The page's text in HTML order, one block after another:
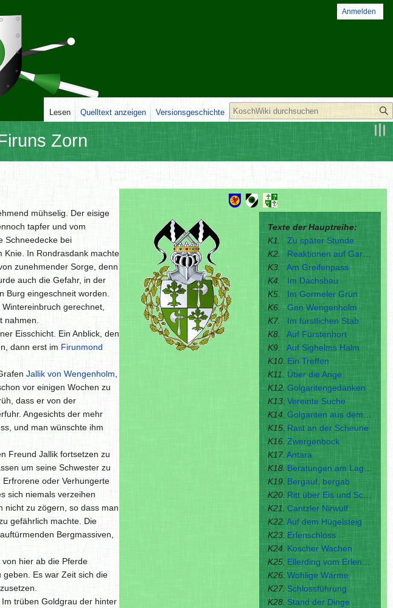
Zorn
Texte der Hauptreihe:
K1.
Zu später Stunde
K2.
Reaktionen auf Garrensand
K3.
Am Greifenpass
K4.
Im Dachsbau
K5.
Im Gormeler Grün
K6.
Gen Wengenholm
K7.
Im fürstlichen Stab
K8.
Auf Fürstenhort
K9.
Auf Sighelms Halm
K10. Ein Treffen
K11.
Über die Ange
K12. Golgaritengedanken
K13. Vereinte Suche
K14. Golgariten aus dem Süden
K15. Rast an der Scheune
K16. Zwergenbock
K17. Antara
K18. Beratungen am Lagerfeuer
K19. Bergauf, bergab
K20. Ritt über Eis und Schnee
K21. Cantzler Nirwulf
K22. Auf dem Hügelsteig
K23. Erlenschloss
K24. Koscher Wachen
K25. Ellerding vom Erlenschloss
K26. Wohlige Wärme
K27. Schlossführung
K28. Stand der Dinge
mühselig. Der eisige
tapfer und vom
Schneedecke bei
Knie. In Rondrasdank machte
zunehmender Sorge, denn
auch die Gefahr, in der
Burg eingeschneit worden.
gerechnet,
nahmen.
Eisschicht. Ein Anblick, den
dann erst im Firunmond
Jallik von Wengenholm,
vor einigen Wochen zu
dass er von der
Angesichts der mehr
und man wünschte ihm
Freund Jallik fortsetzen zu
um seine Schwester zu
oder Verhungerte
sich niemals verzeihen
nicht zu zögern, so dass man
gefährlich machte. Die
Bergmassiven,
hier ab die Pferde
geben. Es war Zeit sich die
trüben Goldgrau der hinter
Anmelden
Lesen Quelltext anzeigen Versionsgeschichte Suche